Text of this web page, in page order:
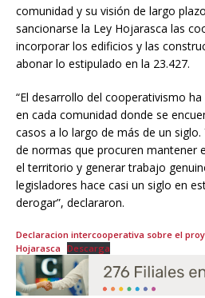
comunidad y su visión de largo
sancionarse la Ley Hojarasca las
incorporar los edificios y las
abonar lo estipulado en la 23.427.
“El desarrollo del cooperativismo
en cada comunidad donde se
casos a lo largo de más de un
de normas que procuren mantener
el territorio y generar trabajo
legisladores hace casi un siglo en
derogar”, declararon.
Declaracion intercooperativa sobre el
Hojarasca
Descarga